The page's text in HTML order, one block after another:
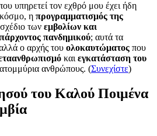
υπηρετεί τον εχθρό μου έχει ήδη
κόσμο, η προγραμματισμός της
των εμβολίων και
πανδημικού; αυτά τα
ο αρχής του ολοκαυτώματος που
και εγκατάσταση του
ανθρώπους. (Συνεχίστε)
του Καλού Ποιμένα